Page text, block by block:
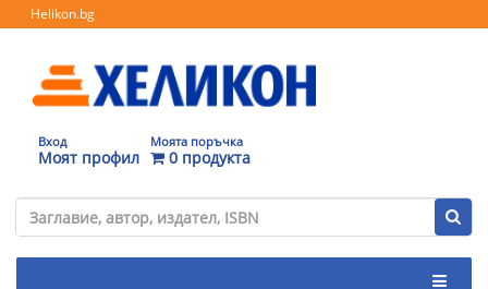
Helikon.bg
Вход
Моят профил
Моята поръчка
0 продукта